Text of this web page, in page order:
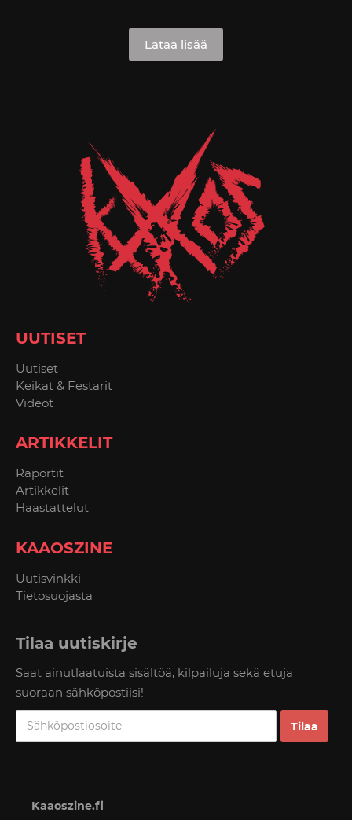
Lataa lisää
UUTISET
Uutiset
Keikat & Festarit
Videot
ARTIKKELIT
Raportit
Artikkelit
Haastattelut
KAAOSZINE
Uutisvinkki
Tietosuojasta
Tilaa uutiskirje
Saat ainutlaatuista sisältöä, kilpailuja sekä etuja
suoraan sähköpostiisi!
Kaaoszine.fi